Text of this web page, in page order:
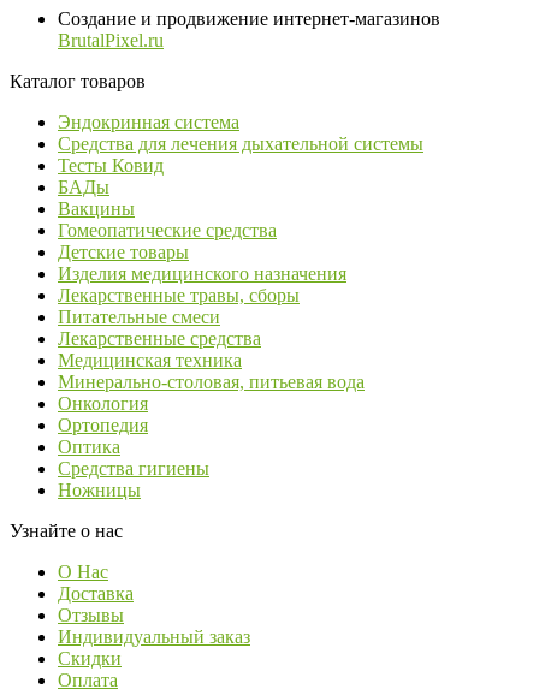
Создание и продвижение интернет-магазинов
BrutalPixel.ru
Каталог товаров
Эндокринная система
Средства для лечения дыхательной системы
Тесты Ковид
БАДы
Вакцины
Гомеопатические средства
Детские товары
Изделия медицинского назначения
Лекарственные травы, сборы
Питательные смеси
Лекарственные средства
Медицинская техника
Минерально-столовая, питьевая вода
Онкология
Ортопедия
Оптика
Средства гигиены
Ножницы
Узнайте о нас
О Нас
Доставка
Отзывы
Индивидуальный заказ
Скидки
Оплата